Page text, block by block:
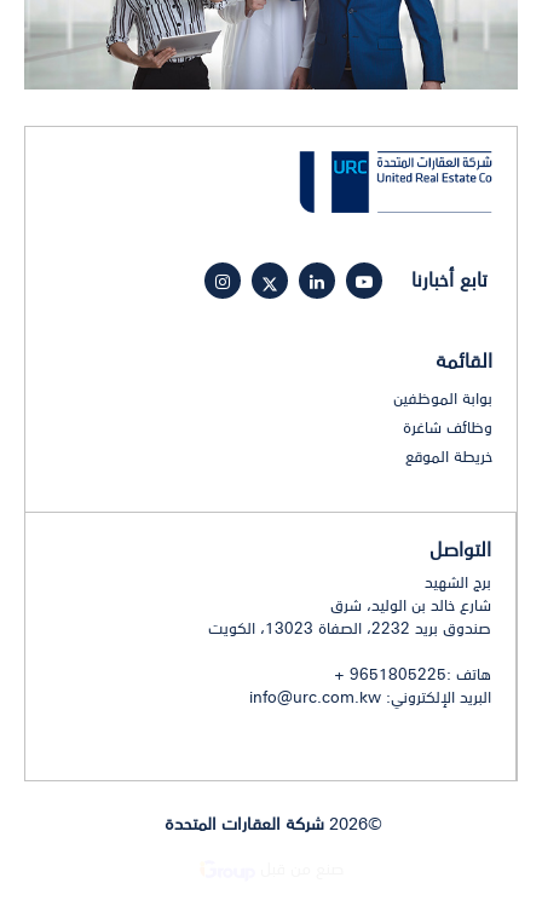
تابع أخبارنا
القائمة
بوابة الموظفين
وظائف شاغرة
خريطة الموقع
التواصل
برج الشهيد
شارع خالد بن الوليد، شرق
صندوق بريد 2232، الصفاة 13023، الكويت
هاتف :9651805225 +
البريد الإلكتروني: info@urc.com.kw
©2026
شركة العقارات المتحدة